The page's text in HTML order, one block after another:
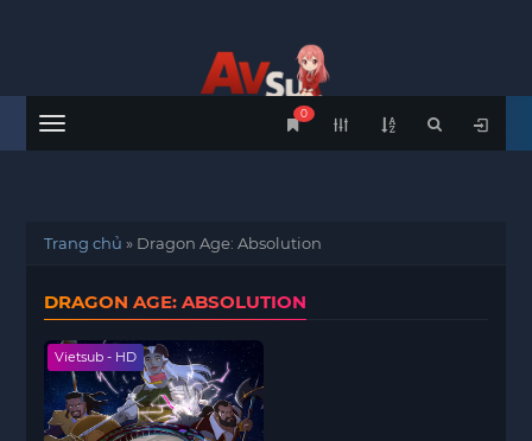
Menu
0
Trang chủ » Dragon Age: Absolution
DRAGON AGE: ABSOLUTION
Vietsub - HD